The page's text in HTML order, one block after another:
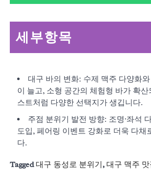
세부항목
대구 바의 변화: 수제 맥주 다양화
이 늘고, 소형 공간의 체험형 바가 확
스트처럼 다양한 선택지가 생깁니다.
주점 분위기 발전 방향: 조명·좌석
도입, 페어링 이벤트 강화로 더욱 다채
다.
Tagged대구 동성로 분위기,대구 맥주 맛